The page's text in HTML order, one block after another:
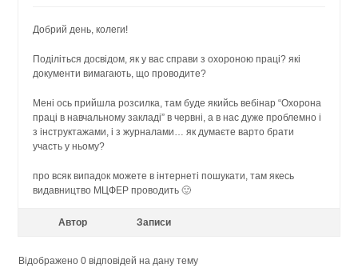
Добрий день, колеги!
Поділіться досвідом, як у вас справи з охороною праці? які
документи вимагають, що проводите?
Мені ось прийшла розсилка, там буде якийсь вебінар “Охорона
праці в навчальному закладі” в червні, а в нас дуже проблемно і
з інструктажами, і з журналами… як думаєте варто брати
участь у ньому?
про всяк випадок можете в інтернеті пошукати, там якесь
видавництво МЦФЕР проводить 🙂
Автор Записи
Відображено 0 відповідей на дану тему